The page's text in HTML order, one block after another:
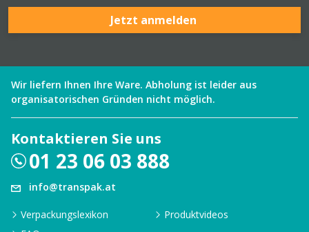
Jetzt anmelden
Wir liefern Ihnen Ihre Ware. Abholung ist leider aus
organisatorischen Gründen nicht möglich.
Kontaktieren Sie uns
01 23 06 03 888
info@transpak.at
Verpackungslexikon
Produktvideos